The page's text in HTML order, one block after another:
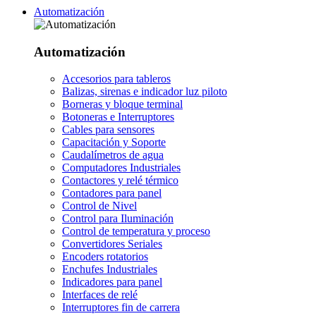
Automatización
Automatización
Accesorios para tableros
Balizas, sirenas e indicador luz piloto
Borneras y bloque terminal
Botoneras e Interruptores
Cables para sensores
Capacitación y Soporte
Caudalímetros de agua
Computadores Industriales
Contactores y relé térmico
Contadores para panel
Control de Nivel
Control para Iluminación
Control de temperatura y proceso
Convertidores Seriales
Encoders rotatorios
Enchufes Industriales
Indicadores para panel
Interfaces de relé
Interruptores fin de carrera